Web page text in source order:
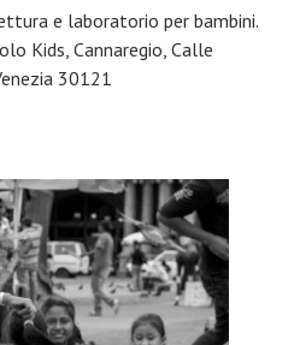
e laboratorio per bambini.
Kids, Cannaregio, Calle
30121